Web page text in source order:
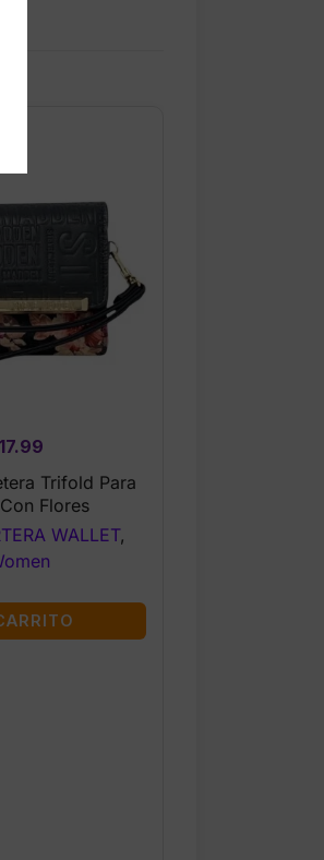
17.99
price
is:
$17.99.
Trifold Para
Flores
WALLET,